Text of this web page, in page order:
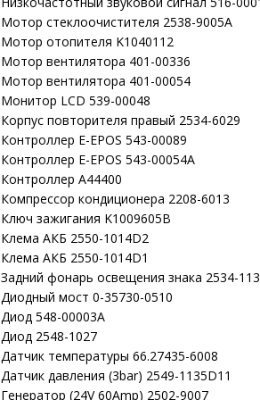
Мотор стеклоочистителя 2538-9005A
Мотор отопителя K1040112
Мотор вентилятора 401-00336
Мотор вентилятора 401-00054
Монитор LCD 539-00048
Корпус повторителя правый 2534-6029
Контроллер E-EPOS 543-00089
Контроллер E-EPOS 543-00054A
Контроллер A44400
Компрессор кондиционера 2208-6013
Ключ зажигания K1009605B
Клема АКБ 2550-1014D2
Клема АКБ 2550-1014D1
Задний фонарь освещения знака 2534-
Диодный мост 0-35730-0510
Диод 548-00003A
Диод 2548-1027
Датчик температуры 66.27435-6008
Датчик давления (3bar) 2549-1135D11
Генератор (24V 60Amp) 2502-9007